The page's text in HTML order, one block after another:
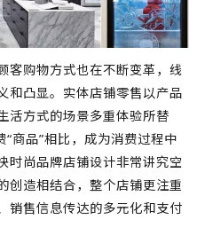
客购物方式也在不断变革，线
和凸显。实体店铺零售以产品
活方式的场景多重体验所替
商品”相比，成为消费过程中
时尚品牌店铺设计非常讲究空
创造相结合，整个店铺更注重
销售信息传达的多元化和支付